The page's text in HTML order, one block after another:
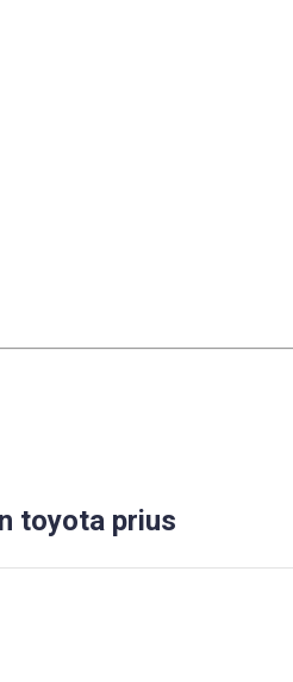
toyota prius